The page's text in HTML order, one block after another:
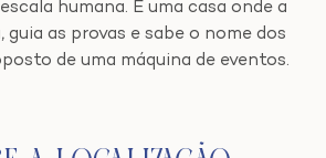
humana. É uma casa onde a
as provas e sabe o nome dos
de uma máquina de eventos.